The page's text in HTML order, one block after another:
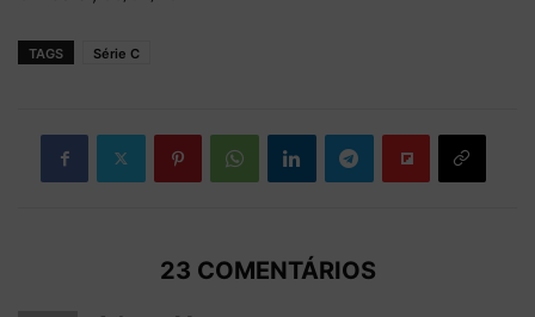
TAGS Série C
23 COMENTÁRIOS